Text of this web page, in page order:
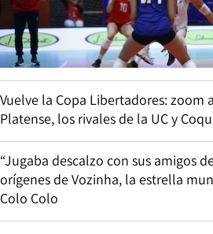
Vuelve la Copa Libertadores: zoom
Platense, los rivales de la UC y
“Jugaba descalzo con sus amigos
orígenes de Vozinha, la estrella
Colo Colo